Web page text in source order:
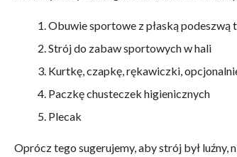
Obuwie sportowe z płaską
Strój do zabaw sportowych w hali
Kurtkę, czapkę, rękawiczki,
Paczkę chusteczek higienicznych
Plecak
Oprócz tego sugerujemy, aby strój był luźny,